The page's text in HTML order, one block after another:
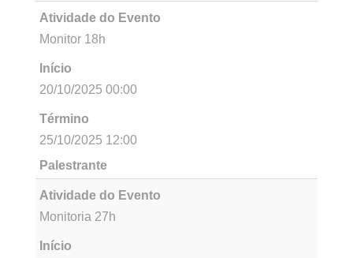
Atividade do Evento
Monitoria 10h
Início
20/10/2025 00:00
Término
25/10/2025 12:00
Palestrante
Atividade do Evento
Monitoria 12h
Início